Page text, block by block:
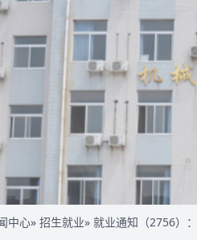
中心» 招生就业» 就业通知（2756）